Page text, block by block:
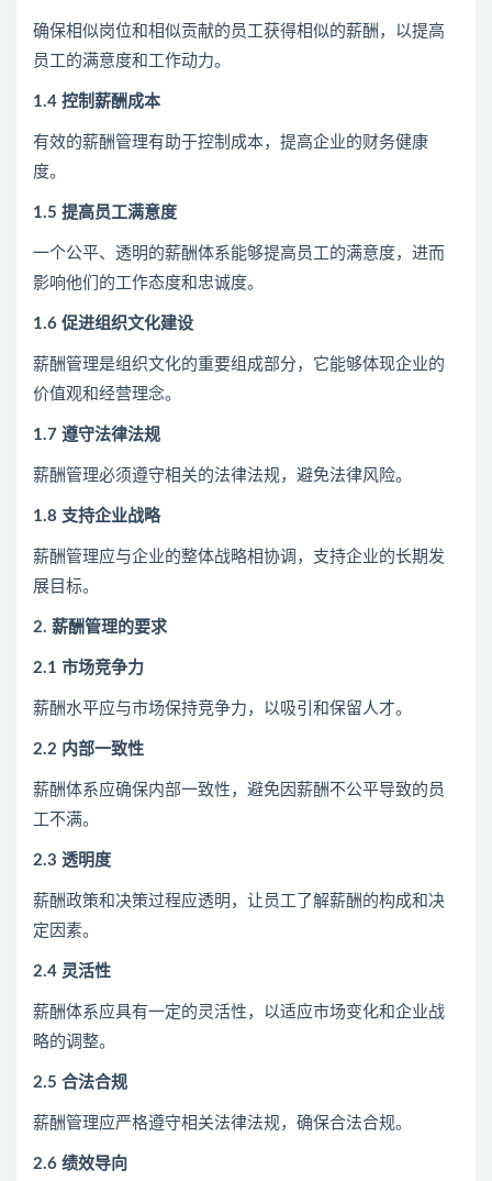
确保相似岗位和相似贡献的员工获得相似的薪酬，以提高
员工的满意度和工作动力。
1.4 控制薪酬成本
有效的薪酬管理有助于控制成本，提高企业的财务健康
度。
1.5 提高员工满意度
一个公平、透明的薪酬体系能够提高员工的满意度，进而
影响他们的工作态度和忠诚度。
1.6 促进组织文化建设
薪酬管理是组织文化的重要组成部分，它能够体现企业的
价值观和经营理念。
1.7 遵守法律法规
薪酬管理必须遵守相关的法律法规，避免法律风险。
1.8 支持企业战略
薪酬管理应与企业的整体战略相协调，支持企业的长期发
展目标。
2. 薪酬管理的要求
2.1 市场竞争力
薪酬水平应与市场保持竞争力，以吸引和保留人才。
2.2 内部一致性
薪酬体系应确保内部一致性，避免因薪酬不公平导致的员
工不满。
2.3 透明度
薪酬政策和决策过程应透明，让员工了解薪酬的构成和决
定因素。
2.4 灵活性
薪酬体系应具有一定的灵活性，以适应市场变化和企业战
略的调整。
2.5 合法合规
薪酬管理应严格遵守相关法律法规，确保合法合规。
2.6 绩效导向